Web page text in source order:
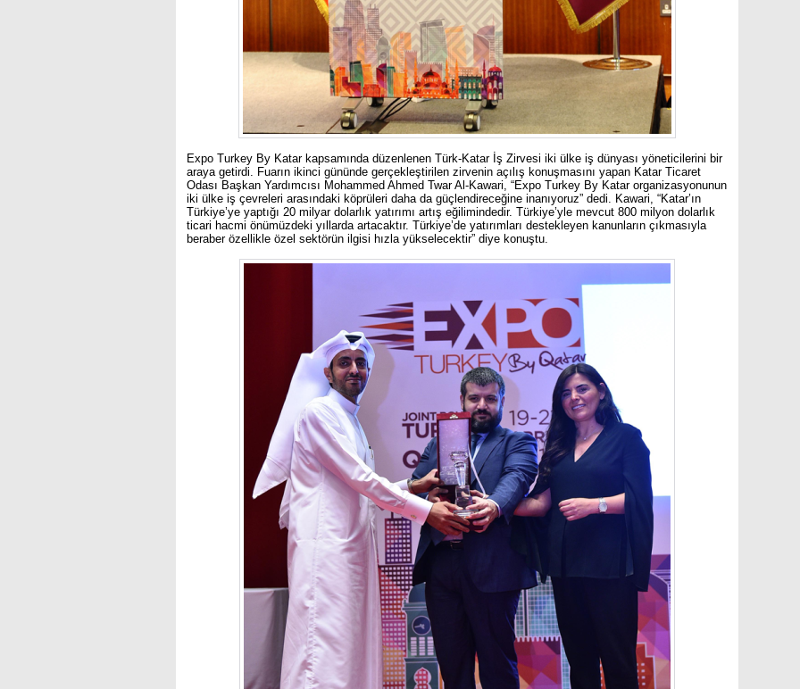
Expo Turkey By Katar kapsamında düzenlenen Türk-Katar İş Zirvesi iki ülke iş dünyası yöneticilerini bir
araya getirdi. Fuarın ikinci gününde gerçekleştirilen zirvenin açılış konuşmasını yapan Katar Ticaret
Odası Başkan Yardımcısı Mohammed Ahmed Twar Al-Kawari, “Expo Turkey By Katar organizasyonunun
iki ülke iş çevreleri arasındaki köprüleri daha da güçlendireceğine inanıyoruz” dedi. Kawari, “Katar’ın
Türkiye’ye yaptığı 20 milyar dolarlık yatırımı artış eğilimindedir. Türkiye’yle mevcut 800 milyon dolarlık
ticari hacmi önümüzdeki yıllarda artacaktır. Türkiye’de yatırımları destekleyen kanunların çıkmasıyla
beraber özellikle özel sektörün ilgisi hızla yükselecektir” diye konuştu.